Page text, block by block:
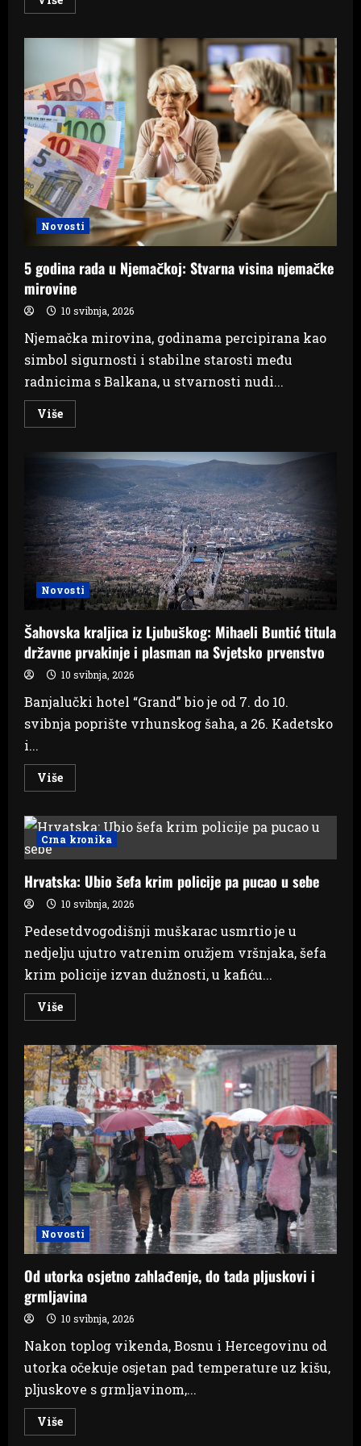
more
Nema
panike,
oprez
pri
čišćenju
obavezan
Novosti
5 godina rada u Njemačkoj: Stvarna visina njemačke
mirovine
10 svibnja, 2026
Njemačka mirovina, godinama percipirana kao
simbol sigurnosti i stabilne starosti među
radnicima s Balkana, u stvarnosti nudi...
VišeRead
more
godina
Njemačkoj:
Stvarna
visina
njemačke
mirovine
Novosti
Šahovska kraljica iz Ljubuškog: Mihaeli Buntić titula
državne prvakinje i plasman na Svjetsko prvenstvo
10 svibnja, 2026
Banjalučki hotel “Grand” bio je od 7. do 10.
svibnja poprište vrhunskog šaha, a 26. Kadetsko
i...
VišeRead
more
kraljica
iz
Ljubuškog:
Mihaeli
titula
državne
prvakinje
i
plasman
na
Svjetsko
prvenstvo
Crna kronika
Hrvatska: Ubio šefa krim policije pa pucao u sebe
10 svibnja, 2026
Pedesetdvogodišnji muškarac usmrtio je u
nedjelju ujutro vatrenim oružjem vršnjaka, šefa
krim policije izvan dužnosti, u kafiću...
VišeRead
more
Ubio
šefa
krim
policije
pa
pucao
u
sebe
Novosti
Od utorka osjetno zahlađenje, do tada pljuskovi i
grmljavina
10 svibnja, 2026
Nakon toplog vikenda, Bosnu i Hercegovinu od
utorka očekuje osjetan pad temperature uz kišu,
pljuskove s grmljavinom,...
VišeRead
more